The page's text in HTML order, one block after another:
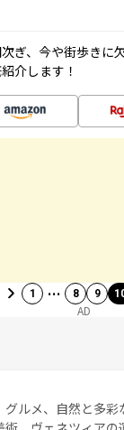
ぎ、今や街歩きに
介します！
1 … 8 9
AD
ルメ、自然と多彩